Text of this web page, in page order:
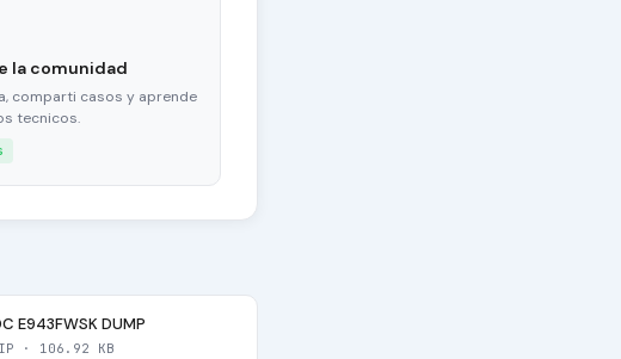
la comunidad
comparti casos y aprende
tecnicos.
E943FWSK DUMP
· 106.92 KB